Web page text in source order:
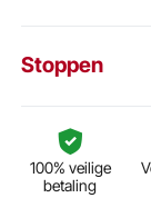
Stoppen
100% veilige
betaling